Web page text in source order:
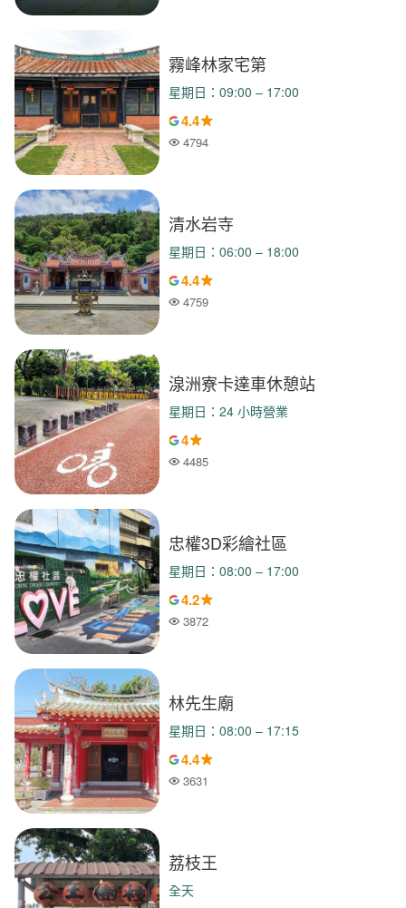
霧峰林家宅第
星期日：09:00 – 17:00
4.4
人氣
4794
清水岩寺
星期日：06:00 – 18:00
4.4
人氣
4759
湶洲寮卡達車休憩站
星期日：24 小時營業
4
人氣
4485
忠權3D彩繪社區
星期日：08:00 – 17:00
4.2
人氣
3872
林先生廟
星期日：08:00 – 17:15
4.4
人氣
3631
荔枝王
全天